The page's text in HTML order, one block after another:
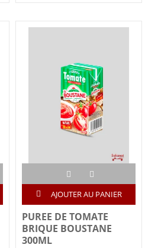
AJOUTER AU PANIER
PUREE DE TOMATE
BRIQUE BOUSTANE
300ML